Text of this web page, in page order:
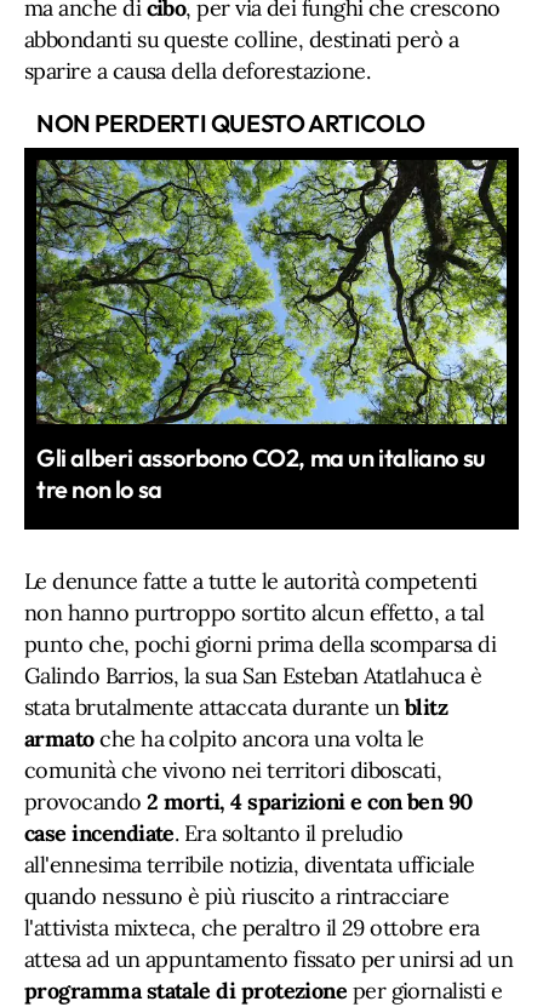
ma anche dicibo, per via dei funghi che crescono
abbondanti su queste colline, destinati però a
sparire a causa della deforestazione.
NON PERDERTI QUESTO ARTICOLO
Gli alberi assorbono CO2, ma un italiano su
tre non lo sa
Le denunce fatte a tutte le autorità competenti
non hanno purtroppo sortito alcun effetto, a tal
punto che, pochi giorni prima della scomparsa di
Galindo Barrios, la sua San Esteban Atatlahuca è
stata brutalmente attaccata durante unblitz
armatoche ha colpito ancora una volta le
comunità che vivono nei territori diboscati,
provocando2 morti, 4 sparizioni e con ben 90
case incendiate. Era soltanto il preludio
all'ennesima terribile notizia, diventata ufficiale
quando nessuno è più riuscito a rintracciare
l'attivista mixteca, che peraltro il 29 ottobre era
attesa ad un appuntamento fissato per unirsi ad un
programma statale di protezione per giornalisti e